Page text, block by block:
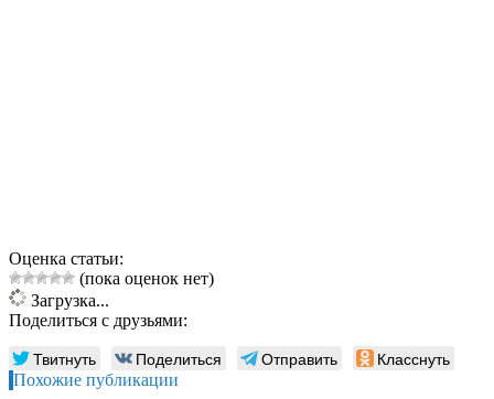
Оценка статьи:
(пока оценок нет)
Загрузка...
Поделиться с друзьями:
Твитнуть Поделиться Отправить Класснуть
Похожие публикации